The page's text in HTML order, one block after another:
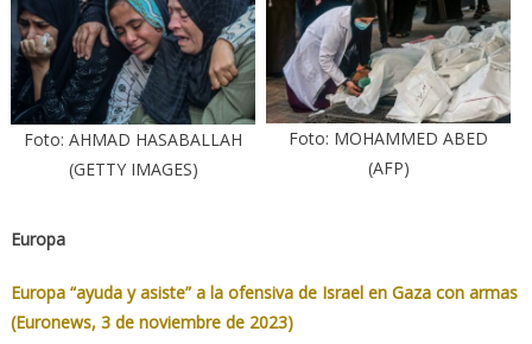
Foto: AHMAD HASABALLAH
(GETTY IMAGES)
Foto: MOHAMMED ABED
(AFP)
Europa
Europa “ayuda y asiste” a la ofensiva de Israel en Gaza con armas
(Euronews, 3 de noviembre de 2023)